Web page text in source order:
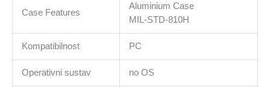
Case Features
Aluminium Case
MIL-STD-810H
Kompatibilnost PC
Operativni sustav no OS